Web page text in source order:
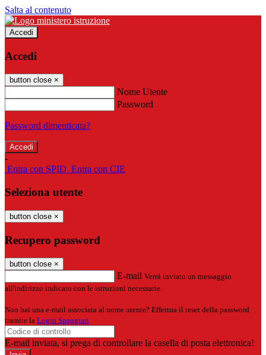
Salta al contenuto
Accedi
Accedi
button close ×
Nome Utente
Password
Password dimenticata?
-
Entra con SPID Entra con CIE
Seleziona utente
button close ×
Recupero password
button close ×
E-mail Verrà inviato un messaggio
all'indirizzo indicato con le istruzioni necessarie.
Non hai una e-mail associata al nome utente? Effettua il reset della password
tramite la Login Spaggiari
E-mail inviata, si prega di controllare la casella di posta elettronica!